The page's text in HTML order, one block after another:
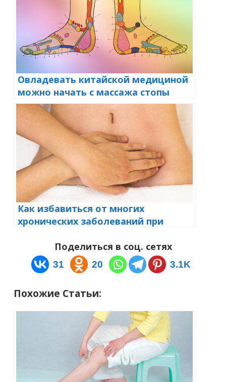
Овладевать китайской медициной
можно начать с массажа стопы
Как избавиться от многих
хронических заболеваний при
(массаж Туйфу)
Поделиться в соц. сетях
31 20 3.1K
Похожие Статьи: